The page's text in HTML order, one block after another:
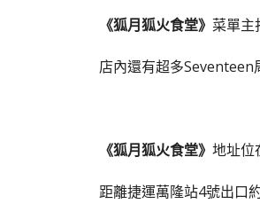
《狐月狐火食堂》 菜單主
店內還有超多Seventeen
《狐月狐火食堂》 地址位
距離捷運萬隆站4號出口